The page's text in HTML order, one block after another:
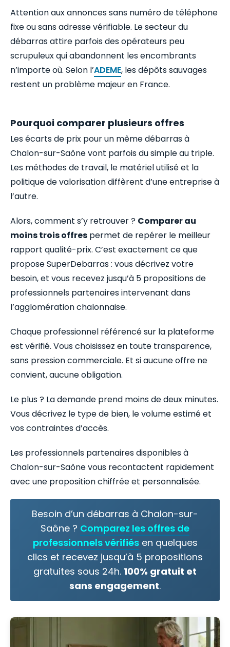
Attention aux annonces sans numéro de téléphone
fixe ou sans adresse vérifiable. Le secteur du
débarras attire parfois des opérateurs peu
scrupuleux qui abandonnent les encombrants
n’importe où. Selon l’ADEME, les dépôts sauvages
restent un problème majeur en France.
Pourquoi comparer plusieurs offres
Les écarts de prix pour un même débarras à
Chalon-sur-Saône vont parfois du simple au triple.
Les méthodes de travail, le matériel utilisé et la
politique de valorisation diffèrent d’une entreprise à
l’autre.
Alors, comment s’y retrouver ? Comparer au
moins trois offres permet de repérer le meilleur
rapport qualité-prix. C’est exactement ce que
propose SuperDebarras : vous décrivez votre
besoin, et vous recevez jusqu’à 5 propositions de
professionnels partenaires intervenant dans
l’agglomération chalonnaise.
Chaque professionnel référencé sur la plateforme
est vérifié. Vous choisissez en toute transparence,
sans pression commerciale. Et si aucune offre ne
convient, aucune obligation.
Le plus ? La demande prend moins de deux minutes.
Vous décrivez le type de bien, le volume estimé et
vos contraintes d’accès.
Les professionnels partenaires disponibles à
Chalon-sur-Saône vous recontactent rapidement
avec une proposition chiffrée et personnalisée.
Besoin d’un débarras à Chalon-sur-
Saône ? Comparez les offres de
professionnels vérifiésen quelques
clics et recevez jusqu’à 5 propositions
gratuites sous 24h. 100% gratuit et
sans engagement.